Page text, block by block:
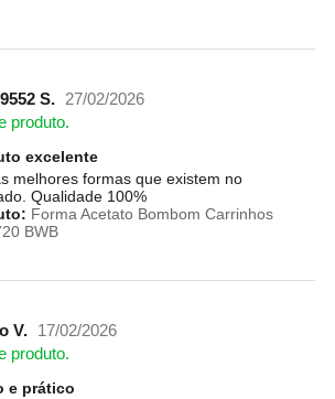
S.
27/02/2026
produto.
excelente
melhores formas que existem no
Qualidade 100%
Forma Acetato Bombom Carrinhos
BWB
V.
17/02/2026
produto.
e prático